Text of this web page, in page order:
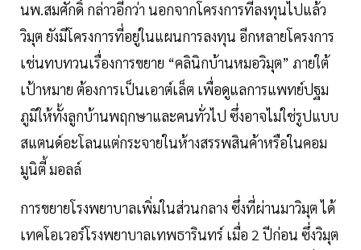
นพ.สมศักดิ์ กล่าวอีกว่า นอกจากโครงการที่ลงทุนไปแล้ว
วิมุต ยังมีโครงการที่อยู่ในแผนการลงทุน อีกหลายโครงการ
เช่นทบทวนเรื่องการขยาย “คลินิกบ้านหมอวิมุต” ภายใต้
เป้าหมาย ต้องการเป็นเอาต์เล็ต เพื่อดูแลการแพทย์ปฐม
ภูมิให้ทั้งลูกบ้านพฤกษาและคนทั่วไป ซึ่งอาจไม่ใช่รูปแบบ
สแตนด์อะโลนแต่กระจายในห้างสรรพสินค้าหรือในคอม
มูนิตี้ มอลล์
การขยายโรงพยาบาลเพิ่มในส่วนกลาง ซึ่งที่ผ่านมาวิมุต ได้
เทคโอเวอร์โรงพยาบาลเทพธารินทร์ เมื่อ 2 ปีก่อน ซึ่งวิมุต